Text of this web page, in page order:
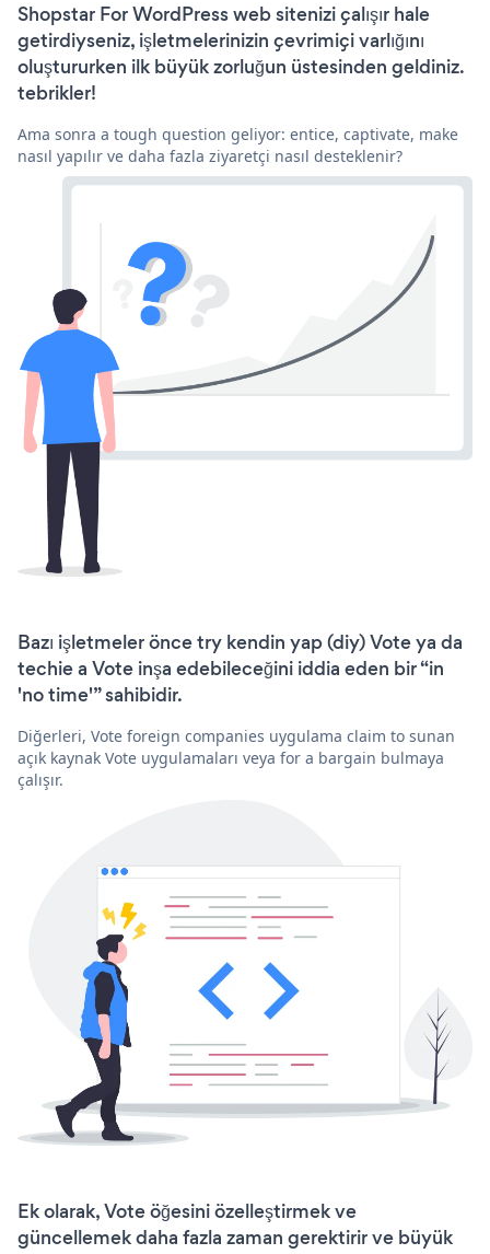
Shopstar For WordPress web sitenizi çalışır hale
getirdiyseniz, işletmelerinizin çevrimiçi varlığını
oluştururken ilk büyük zorluğun üstesinden geldiniz.
tebrikler!
Ama sonra a tough question geliyor: entice, captivate, make
nasıl yapılır ve daha fazla ziyaretçi nasıl desteklenir?
Bazı işletmeler önce try kendin yap (diy) Vote ya da
techie a Vote inşa edebileceğini iddia eden bir “in
'no time'” sahibidir.
Diğerleri, Vote foreign companies uygulama claim to sunan
açık kaynak Vote uygulamaları veya for a bargain bulmaya
çalışır.
Ek olarak, Vote öğesini özelleştirmek ve
güncellemek daha fazla zaman gerektirir ve büyük